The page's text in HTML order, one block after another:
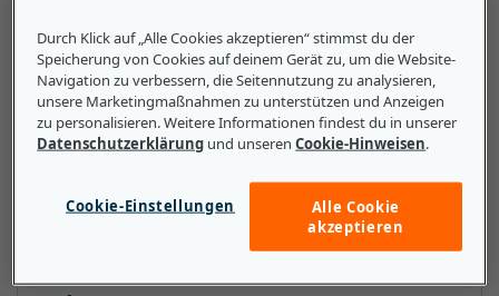
werden dann an das Vertriebsteam weitergeleitet,
damit der Lead in einen Kunden konvertiert werden
kann.
Das sollten kleine und mittlere
Unternehmen über MQL
Durch Klick auf „Alle Cookies akzeptieren“ stimmst du der
Speicherung von Cookies auf deinem Gerät zu, um die Website-
Navigation zu verbessern, die Seitennutzung zu analysieren,
unsere Marketingmaßnahmen zu unterstützen und Anzeigen
zu personalisieren. Weitere Informationen findest du in unserer
Datenschutzerklärung und unserenCookie-Hinweisen.
Cookie-Einstellungen
Alle Cookie
akzeptieren